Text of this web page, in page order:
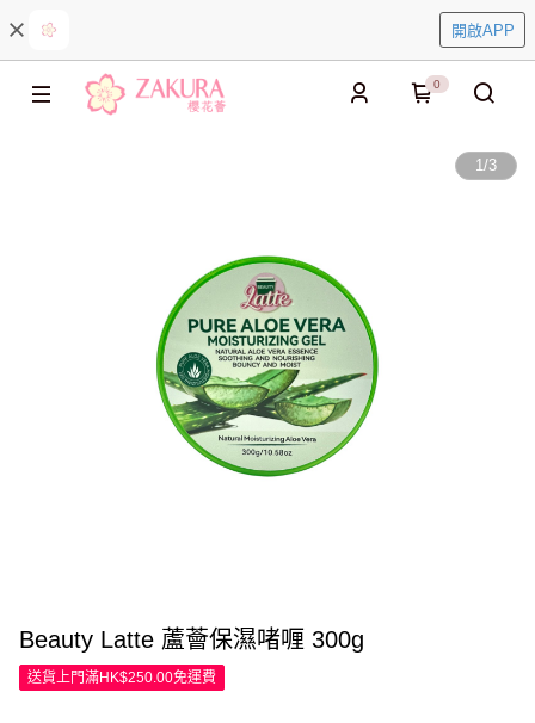
開啟APP
0
1/3
Beauty Latte 蘆薈保濕啫喱 300g
送貨上門滿HK$250.00免運費